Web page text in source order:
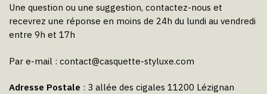
Une question ou une suggestion, contactez-nous et
recevrez une réponse en moins de 24h du lundi au vendredi
entre 9h et 17h
Par e-mail : contact@casquette-styluxe.com
Adresse Postale : 3 allée des cigales 11200 Lézignan